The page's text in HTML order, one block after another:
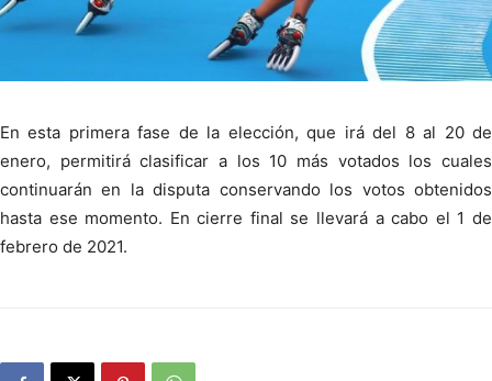
En esta primera fase de la elección, que irá del 8 al 20 de
enero, permitirá clasificar a los 10 más votados los cuales
continuarán en la disputa conservando los votos obtenidos
hasta ese momento. En cierre final se llevará a cabo el 1 de
febrero de 2021.